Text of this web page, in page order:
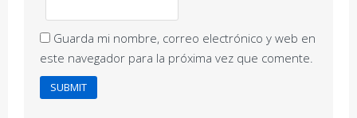
Guarda mi nombre, correo electrónico y web en
este navegador para la próxima vez que comente.